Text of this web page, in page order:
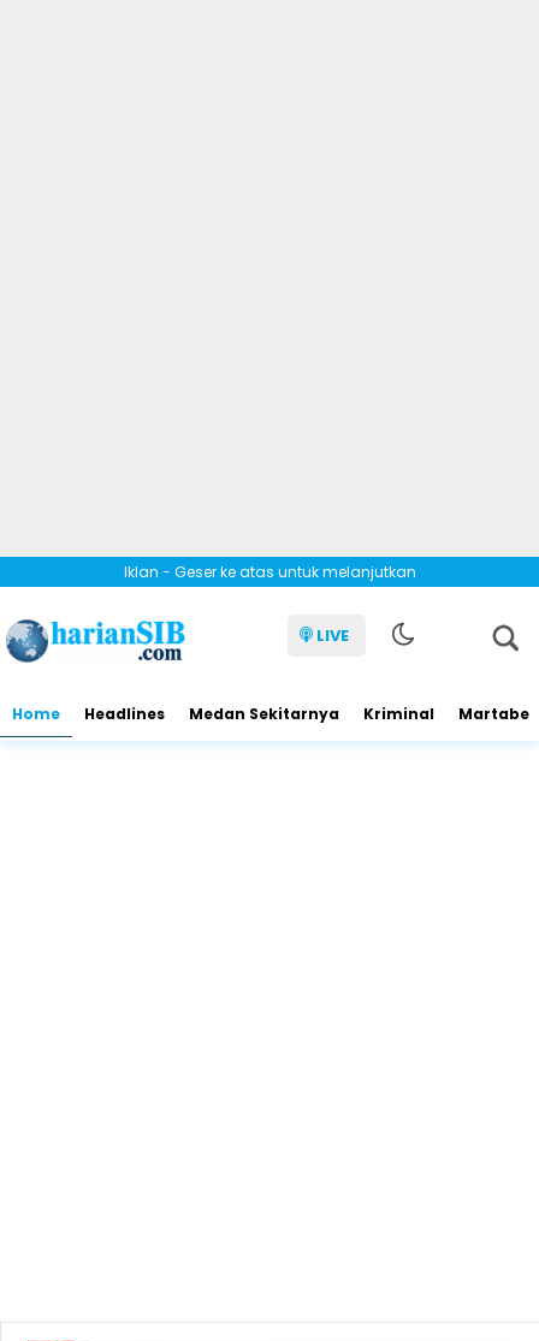
Iklan - Geser ke atas untuk melanjutkan
LIVE
Home Headlines Medan Sekitarnya Kriminal Martabe